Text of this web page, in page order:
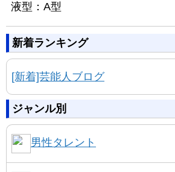
液型：A型
新着ランキング
[新着]芸能人ブログ
ジャンル別
男性タレント